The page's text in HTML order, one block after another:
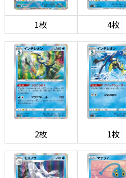
1枚 4枚
2枚 1枚